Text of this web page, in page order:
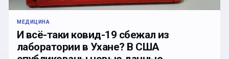
МЕДИЦИНА
И всё-таки ковид-19 сбежал из
лаборатории в Ухане? В США